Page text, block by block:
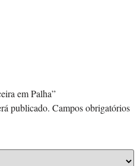
em Palha”
publicado. Campos obrigatórios